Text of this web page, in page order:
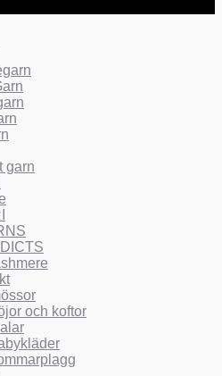
garn
och koftor